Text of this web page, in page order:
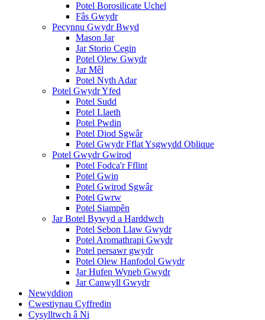
Potel Borosilicate Uchel
Fâs Gwydr
Pecynnu Gwydr Bwyd
Mason Jar
Jar Storio Cegin
Potel Olew Gwydr
Jar Mêl
Potel Nyth Adar
Potel Gwydr Yfed
Potel Sudd
Potel Llaeth
Potel Pwdin
Potel Diod Sgwâr
Potel Gwydr Fflat Ysgwydd Oblique
Potel Gwydr Gwirod
Potel Fodca'r Fflint
Potel Gwin
Potel Gwirod Sgwâr
Potel Gwrw
Potel Siampên
Jar Botel Bywyd a Harddwch
Potel Sebon Llaw Gwydr
Potel Aromathrapi Gwydr
Potel persawr gwydr
Potel Olew Hanfodol Gwydr
Jar Hufen Wyneb Gwydr
Jar Canwyll Gwydr
Newyddion
Cwestiynau Cyffredin
Cysylltwch â Ni